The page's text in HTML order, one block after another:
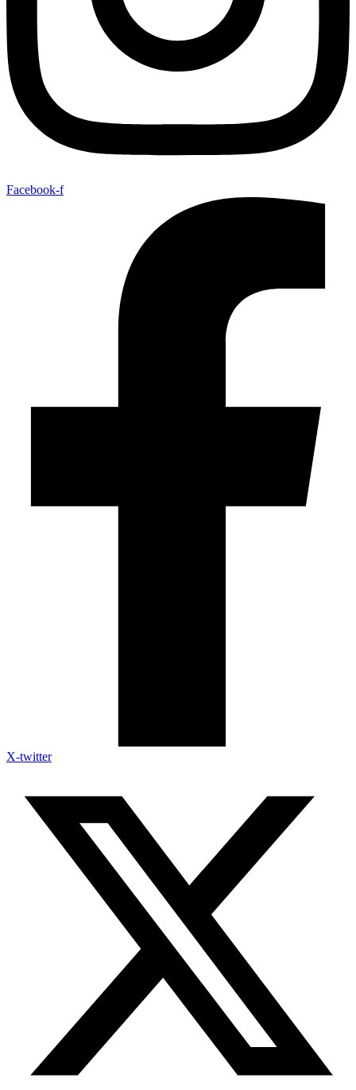
Facebook-f
X-twitter